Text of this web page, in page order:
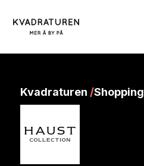
Kvadraturen /Shopping